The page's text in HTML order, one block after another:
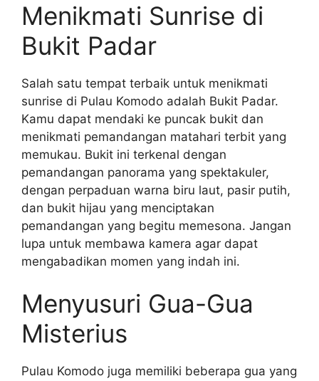
Menikmati Sunrise di
Bukit Padar
Salah satu tempat terbaik untuk menikmati
sunrise di Pulau Komodo adalah Bukit Padar.
Kamu dapat mendaki ke puncak bukit dan
menikmati pemandangan matahari terbit yang
memukau. Bukit ini terkenal dengan
pemandangan panorama yang spektakuler,
dengan perpaduan warna biru laut, pasir putih,
dan bukit hijau yang menciptakan
pemandangan yang begitu memesona. Jangan
lupa untuk membawa kamera agar dapat
mengabadikan momen yang indah ini.
Menyusuri Gua-Gua
Misterius
Pulau Komodo juga memiliki beberapa gua yang